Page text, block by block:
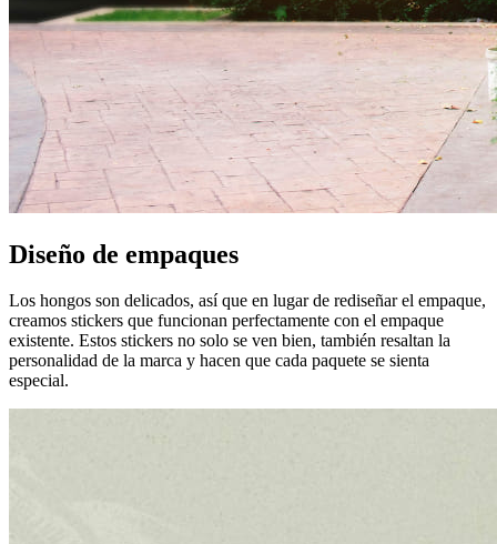
Diseño de empaques
Los hongos son delicados, así que en lugar de rediseñar el empaque,
creamos stickers que funcionan perfectamente con el empaque
existente. Estos stickers no solo se ven bien, también resaltan la
personalidad de la marca y hacen que cada paquete se sienta
especial.